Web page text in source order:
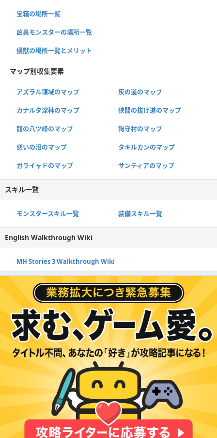
宝箱の場所一覧
凶異モンスターの場所一覧
侵獣の場所一覧とメリット
マップ別収集要素
アズラル領域のマップ 灰の道のマップ
カナルタ深林のマップ 狭間の抜け道のマップ
龍の八ツ峰のマップ 狗守村のマップ
惑いの沼のマップ タキルカンのマップ
ガライャドのマップ サンティアのマップ
スキル一覧
モンスタースキル一覧 装備スキル一覧
English Walkthrough Wiki
MH Stories 3 Walkthrough Wiki